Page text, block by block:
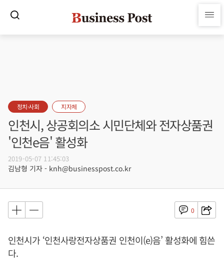
정치·사회 지자체
인천시, 상공회의소 시민단체와 전자상품권
'인천e음' 활성화
2019-05-07 11:45:03
김남형 기자 - knh@businesspost.co.kr
0
인천시가 ‘인천사랑전자상품권 인천이(e)음’ 활성화에 힘쓴
다.